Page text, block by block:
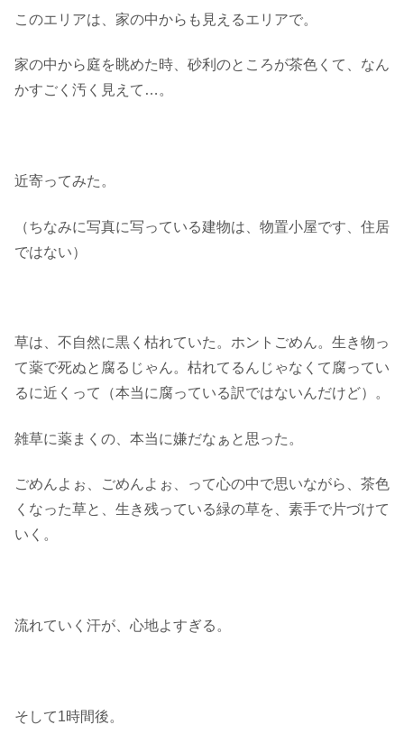
このエリアは、家の中からも見えるエリアで。
家の中から庭を眺めた時、砂利のところが茶色くて、なん
かすごく汚く見えて…。
近寄ってみた。
（ちなみに写真に写っている建物は、物置小屋です、住居
ではない）
草は、不自然に黒く枯れていた。ホントごめん。生き物っ
て薬で死ぬと腐るじゃん。枯れてるんじゃなくて腐ってい
るに近くって（本当に腐っている訳ではないんだけど）。
雑草に薬まくの、本当に嫌だなぁと思った。
ごめんよぉ、ごめんよぉ、って心の中で思いながら、茶色
くなった草と、生き残っている緑の草を、素手で片づけて
いく。
流れていく汗が、心地よすぎる。
そして1時間後。